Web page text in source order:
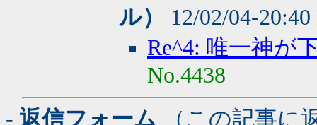
ル）
12/02/04-20:40
Re^4: 唯一神が
No.4438
- 返信フォーム （この記事に